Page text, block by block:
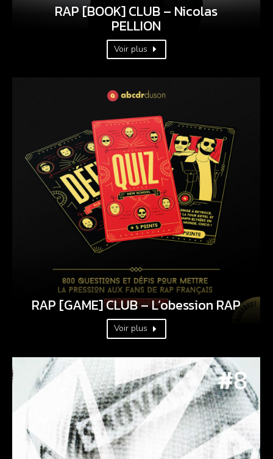
RAP [BOOK] CLUB – Nicolas
PELLION
Voir plus
RAP [GAME] CLUB – L’obession RAP
Voir plus